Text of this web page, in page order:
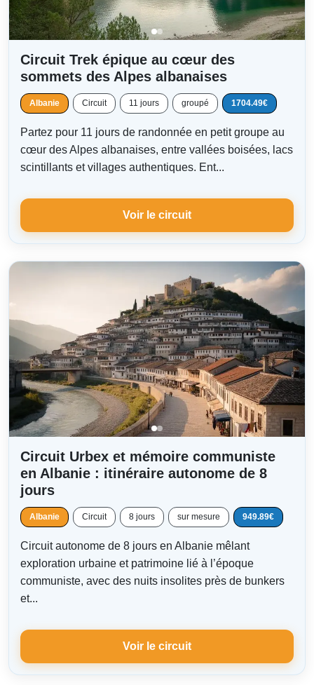
Circuit Trek épique au cœur des
sommets des Alpes albanaises
Albanie Circuit 11 jours groupé 1704.49€
Partez pour 11 jours de randonnée en petit groupe au
cœur des Alpes albanaises, entre vallées boisées, lacs
scintillants et villages authentiques. Ent...
Voir le circuit
Circuit Urbex et mémoire communiste
en Albanie : itinéraire autonome de 8
jours
Albanie Circuit 8 jours sur mesure 949.89€
Circuit autonome de 8 jours en Albanie mêlant
exploration urbaine et patrimoine lié à l’époque
communiste, avec des nuits insolites près de bunkers
et...
Voir le circuit